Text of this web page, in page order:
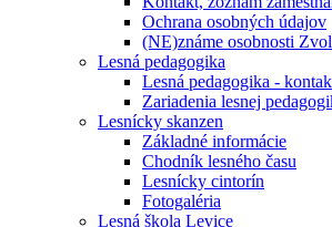
Ochrana osobných údajov
(NE)známe osobnosti
Lesná pedagogika
Lesná pedagogika -
Zariadenia lesnej
Lesnícky skanzen
Základné informácie
Chodník lesného času
Lesnícky cintorín
Fotogaléria
Lesná škola Levice